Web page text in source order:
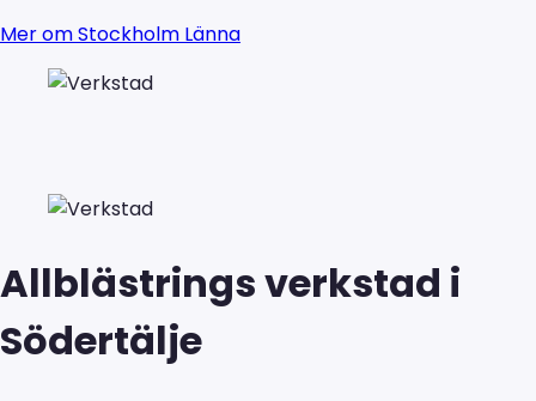
Mer om Stockholm Länna
Allblästrings verkstad i
Södertälje